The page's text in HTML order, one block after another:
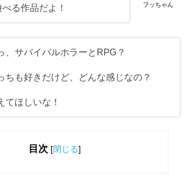
フッちゃん
る作品だよ！
、サバイバルホラーとRPG？
ちも好きだけど、どんな感じなの？
てほしいな！
目次 [閉じる]